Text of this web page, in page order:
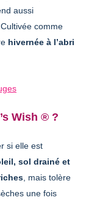
aussi
. Cultivée comme
hivernée à l’abri
Wish ® ?
si elle est
sol drainé et
, mais tolère
une fois